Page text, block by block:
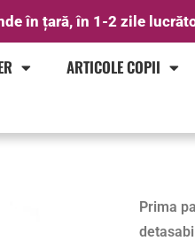
în țară, în 1-2 zile
ARTICOLE COPII
Prima